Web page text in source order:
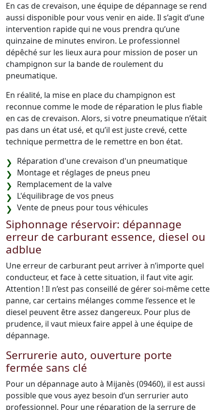
En cas de crevaison, une équipe de dépannage se rend
aussi disponible pour vous venir en aide. Il s’agit d’une
intervention rapide qui ne vous prendra qu’une
quinzaine de minutes environ. Le professionnel
dépêché sur les lieux aura pour mission de poser un
champignon sur la bande de roulement du
pneumatique.
En réalité, la mise en place du champignon est
reconnue comme le mode de réparation le plus fiable
en cas de crevaison. Alors, si votre pneumatique n’était
pas dans un état usé, et qu’il est juste crevé, cette
technique permettra de le remettre en bon état.
Réparation d'une crevaison d'un pneumatique
Montage et réglages de pneus pneu
Remplacement de la valve
L'équilibrage de vos pneus
Vente de pneus pour tous véhicules
Siphonnage réservoir: dépannage
erreur de carburant essence, diesel ou
adblue
Une erreur de carburant peut arriver à n’importe quel
conducteur, et face à cette situation, il faut vite agir.
Attention ! Il n’est pas conseillé de gérer soi-même cette
panne, car certains mélanges comme l’essence et le
diesel peuvent être assez dangereux. Pour plus de
prudence, il vaut mieux faire appel à une équipe de
dépannage.
Serrurerie auto, ouverture porte
fermée sans clé
Pour un dépannage auto à Mijanès (09460), il est aussi
possible que vous ayez besoin d’un serrurier auto
professionnel. Pour une réparation de la serrure de